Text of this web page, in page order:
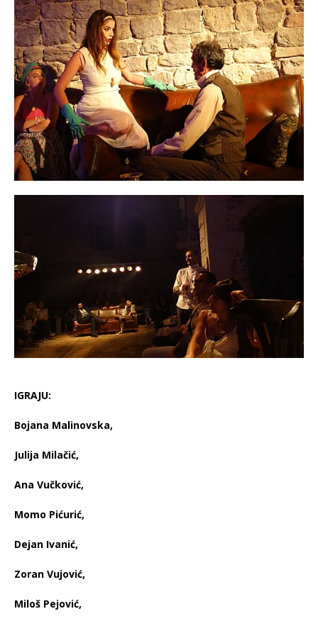
IGRAJU:
Bojana Malinovska,
Julija Milačić,
Ana Vučković,
Momo Pićurić,
Dejan Ivanić,
Zoran Vujović,
Miloš Pejović,